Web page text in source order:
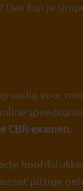
kun je
voor
CBR-examen.
set pittige